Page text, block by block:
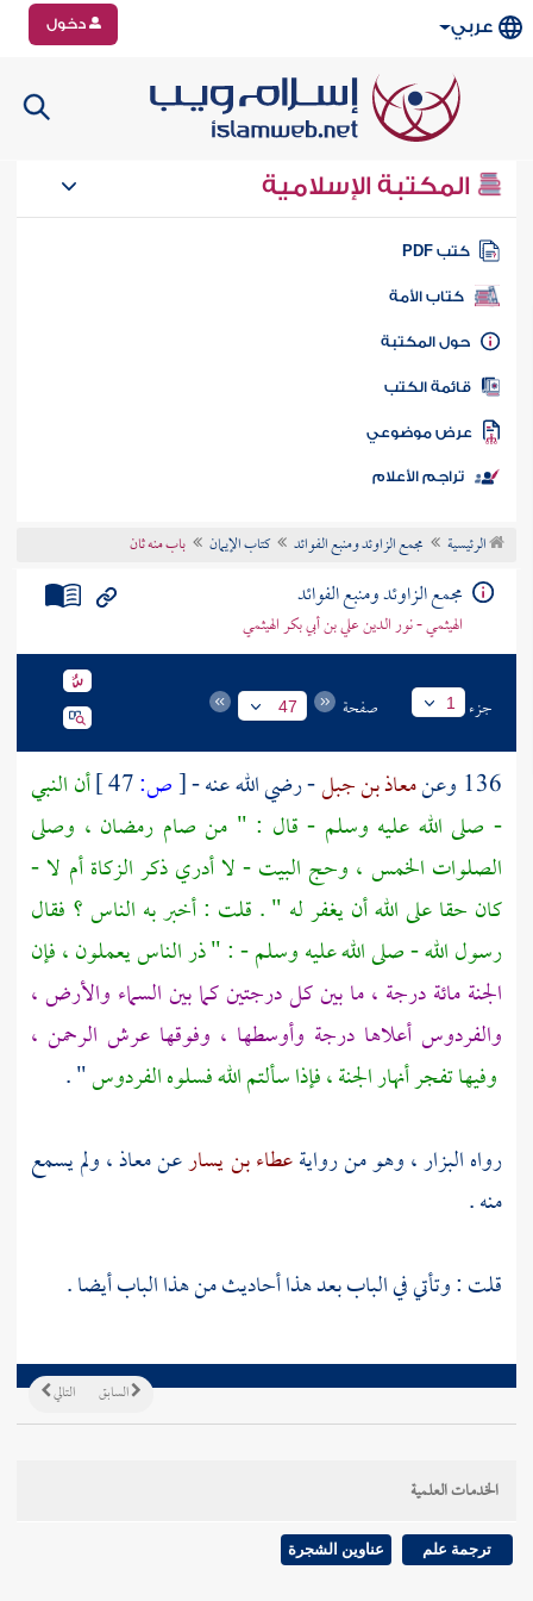
عربي دخول
المكتبة الإسلامية
كتب PDF
كتاب الأمة
المكتبة
الكتب
موضوعي
تراجم الأعلام
الرئيسية مجمع الزاوئد ومنبع الفوائد كتاب الإيمان باب منه ثان
مجمع الزاوئد ومنبع الفوائد
الهيثمي - نور الدين علي بن أبي بكر الهيثمي
جزء 1 صفحة 47
136 وعن معاذ بن جبل- رضي الله عنه -[ص:
أن النبي
- صلى الله عليه وسلم - قال : " من صام رمضان ، وصلى
الصلوات الخمس ، وحج البيت - لا أدري ذكر الزكاة أم لا -
كان حقا على الله أن يغفر له " . قلت : أخبر به الناس ؟ فقال
رسول الله - صلى الله عليه وسلم - : " ذر الناس يعملون ، فإن
الجنة مائة درجة ، ما بين كل درجتين كما بين السماء والأرض ،
والفردوس أعلاها درجة وأوسطها ، وفوقها عرش الرحمن ،
وفيها تفجر أنهار الجنة ، فإذا سألتم الله فسلوه الفردوس" .
رواهالبزار، وهو من روايةعطاء بن يسارعنمعاذ، ولم يسمع
منه .
قلت : وتأتي في الباب بعد هذا أحاديث من هذا الباب أيضا .
التالي السابق
الخدمات العلمية
ترجمة علم عناوين الشجرة